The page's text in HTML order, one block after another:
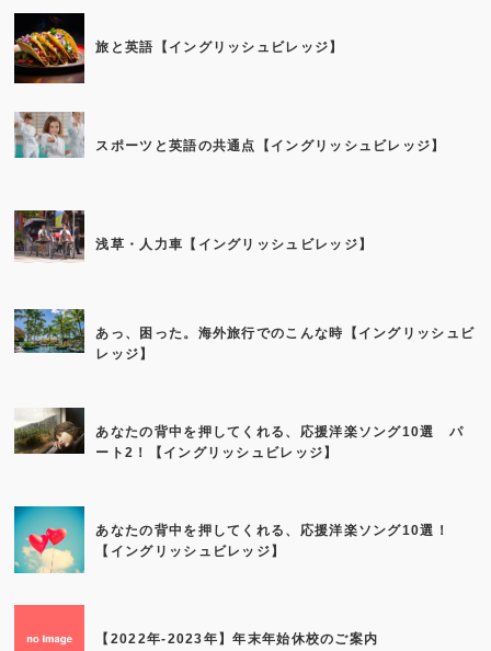
旅と英語【イングリッシュビレッジ】
スポーツと英語の共通点【イングリッシュビレッジ】
浅草・人力車【イングリッシュビレッジ】
あっ、困った。海外旅行でのこんな時【イングリッシュビ
レッジ】
あなたの背中を押してくれる、応援洋楽ソング10選 パ
ート2！【イングリッシュビレッジ】
あなたの背中を押してくれる、応援洋楽ソング10選！
【イングリッシュビレッジ】
【2022年-2023年】年末年始休校のご案内